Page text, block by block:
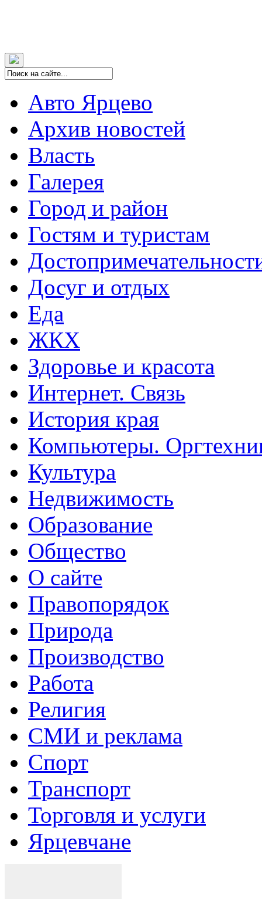
Авто Ярцево
Архив новостей
Власть
Галерея
Город и район
Гостям и туристам
Досуг и отдых
Еда
ЖКХ
Здоровье и красота
Интернет. Связь
История края
Компьютеры.
Культура
Недвижимость
Образование
Общество
О сайте
Правопорядок
Природа
Производство
Работа
Религия
СМИ и реклама
Спорт
Транспорт
Торговля и услуги
Ярцевчане